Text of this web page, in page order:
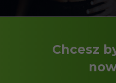
Chcesz